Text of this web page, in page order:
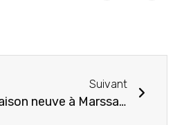
Suivant
réalisation d’une cuisine dans maison neuve à Marssac sur Tarn